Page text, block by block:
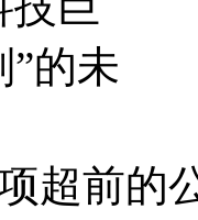
超前的